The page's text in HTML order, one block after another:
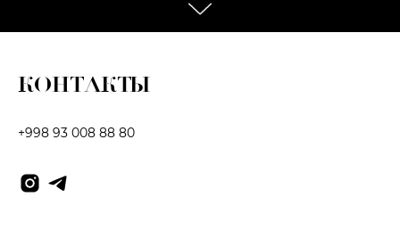
КОНТАКТЫ
+998 93 008 88 80